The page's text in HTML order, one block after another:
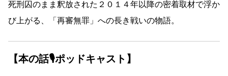
死刑囚のまま釈放された２０１４年以降の密着取材で浮か
び上がる、「再審無罪」への長き戦いの物語。
【本の話🎙ポッドキャスト】